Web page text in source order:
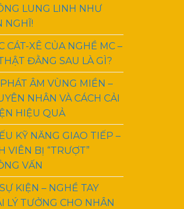
LUNG LINH NHƯ
NGHĨ!
CÁT-XÊ CỦA NGHỀ MC –
ĐẰNG SAU LÀ GÌ?
ÂM VÙNG MIỀN –
NHÂN VÀ CÁCH CẢI
HIỆU QUẢ
KỸ NĂNG GIAO TIẾP –
VIÊN BỊ “TRƯỢT”
VẤN
KIỆN – NGHỀ TAY
LÝ TƯỞNG CHO NHÂN